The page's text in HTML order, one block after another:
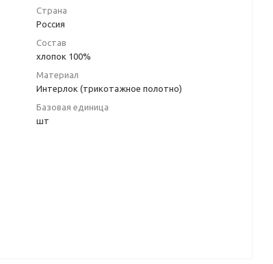
Страна
Россия
Состав
хлопок 100%
Материал
Интерлок (трикотажное полотно)
Базовая единица
шт